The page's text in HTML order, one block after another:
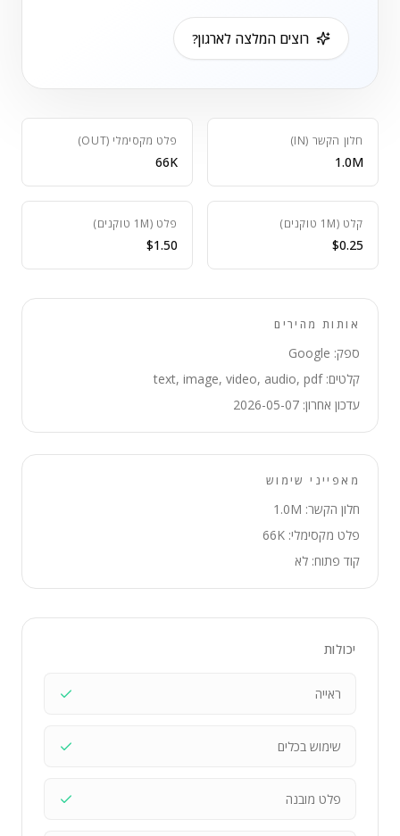
רוצים המלצה לארגון?
חלון הקשר (IN)
1.0M
פלט מקסימלי (OUT)
66K
קלט (1M טוקנים)
$0.25
פלט (1M טוקנים)
$1.50
אותות מהירים
ספק: Google
קלטים: text, image, video, audio, pdf
עדכון אחרון: 2026-05-07
מאפייני שימוש
חלון הקשר: 1.0M
פלט מקסימלי: 66K
קוד פתוח: לא
יכולות
ראייה
שימוש בכלים
פלט מובנה